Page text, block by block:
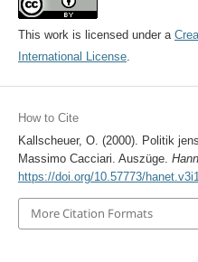
This work is licensed under a
International License.
How to Cite
Kallscheuer, O. (2000). Politik
Massimo Cacciari. Auszüge.
https://doi.org/10.57773/
More Citation Formats